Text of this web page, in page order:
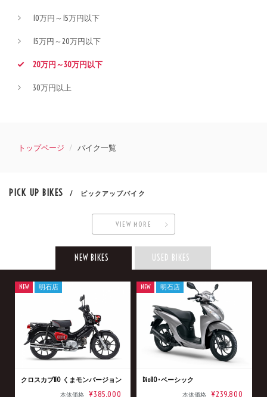
10万円～15万円以下
15万円～20万円以下
20万円～30万円以下
30万円以上
トップページ バイク一覧
PICK UP BIKES / ピックアップバイク
VIEW MORE
NEW BIKES USED BIKES
クロスカブ110 くまモンバージョン
本体価格 ¥385,000
NEW 明石店
Dio110･ベーシック
本体価格 ¥239,800
NEW 明石店